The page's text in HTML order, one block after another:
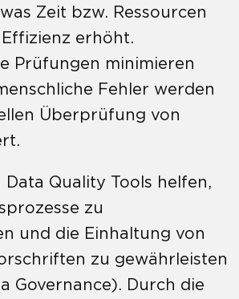
Zeit bzw. Ressourcen
erhöht.
Prüfungen minimieren
Fehler werden
Überprüfung von
Quality Tools helfen,
zu
und die Einhaltung von
zu gewährleisten
Governance). Durch die